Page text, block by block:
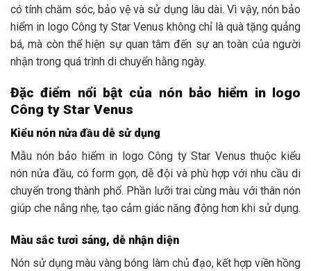
có tính chăm sóc, bảo vệ và sử dụng lâu dài. Vì vậy, nón bảo
hiểm in logo Công ty Star Venus không chỉ là quà tặng quảng
bá, mà còn thể hiện sự quan tâm đến sự an toàn của người
nhận trong quá trình di chuyển hằng ngày.
Đặc điểm nổi bật của nón bảo hiểm in logo
Công ty Star Venus
Kiểu nón nửa đầu dễ sử dụng
Mẫu nón bảo hiểm in logo Công ty Star Venus thuộc kiểu
nón nửa đầu, có form gọn, dễ đội và phù hợp với nhu cầu di
chuyển trong thành phố. Phần lưỡi trai cùng màu với thân nón
giúp che nắng nhẹ, tạo cảm giác năng động hơn khi sử dụng.
Màu sắc tươi sáng, dễ nhận diện
Nón sử dụng màu vàng bóng làm chủ đạo, kết hợp viền hồng